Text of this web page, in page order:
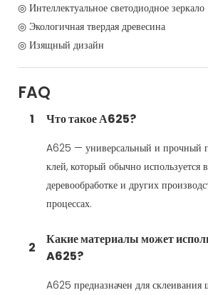
◎ Интеллектуальное светодиодное зеркало
◎ Экологичная твердая древесина
◎ Изящный дизайн
FAQ
1 Что такое А625?
A625 — универсальный и прочный
клей, который обычно используется в
деревообработке и других
процессах.
2
Какие материалы может
A625?
A625 предназначен для склеивания